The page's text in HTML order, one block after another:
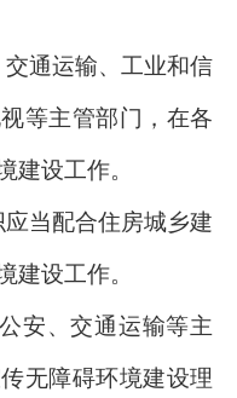
通运输、工业和信
等主管部门，在各
建设工作。
当配合住房城乡建
建设工作。
安、交通运输等主
无障碍环境建设理